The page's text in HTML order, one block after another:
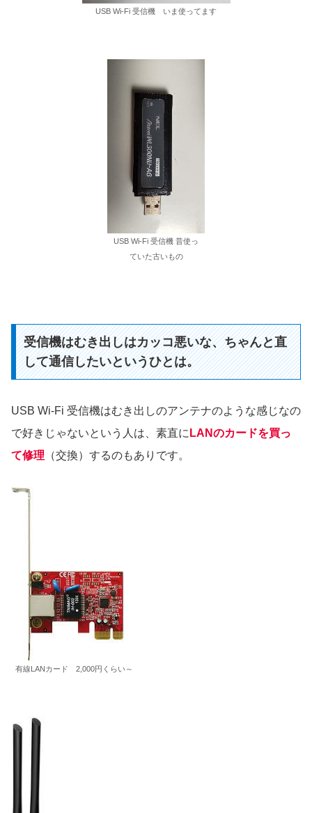
USB Wi-Fi 受信機 いま使ってます
USB Wi-Fi 受信機 昔使っ
ていた古いもの
受信機はむき出しはカッコ悪いな、ちゃんと直
して通信したいというひとは。
USB Wi-Fi 受信機はむき出しのアンテナのような感じなの
で好きじゃないという人は、素直に LANのカードを買っ
て修理 （交換）するのもありです。
有線LANカード 2,000円くらい～